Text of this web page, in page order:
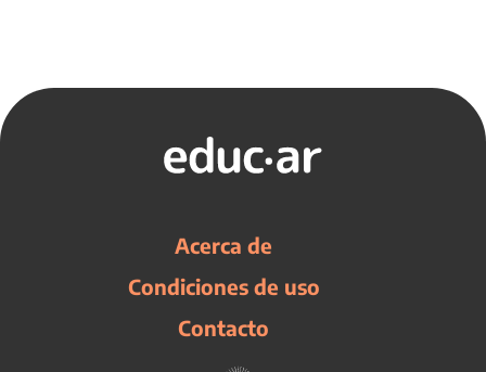
Acerca de
Condiciones de uso
Contacto